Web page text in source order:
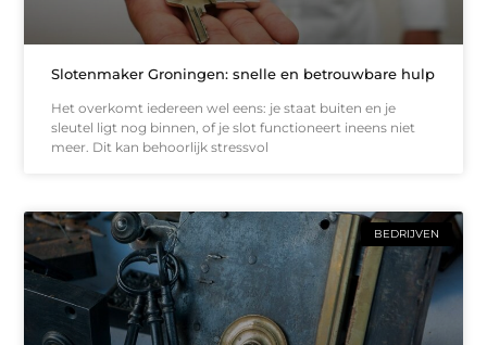
Slotenmaker Groningen: snelle en betrouwbare hulp
Het overkomt iedereen wel eens: je staat buiten en je
sleutel ligt nog binnen, of je slot functioneert ineens niet
meer. Dit kan behoorlijk stressvol
BEDRIJVEN